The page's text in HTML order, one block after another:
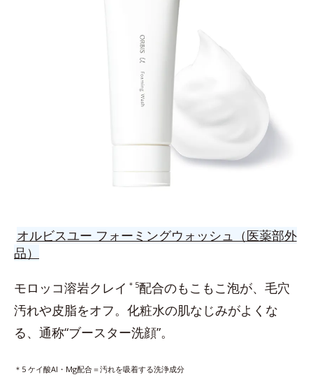
オルビスユー フォーミングウォッシュ（医薬部外
品）
モロッコ溶岩クレイ ＊5配合のもこもこ泡が、毛穴
汚れや皮脂をオフ。化粧水の肌なじみがよくな
る、通称“ブースター洗顔”。
＊5 ケイ酸Al・Mg配合＝汚れを吸着する洗浄成分